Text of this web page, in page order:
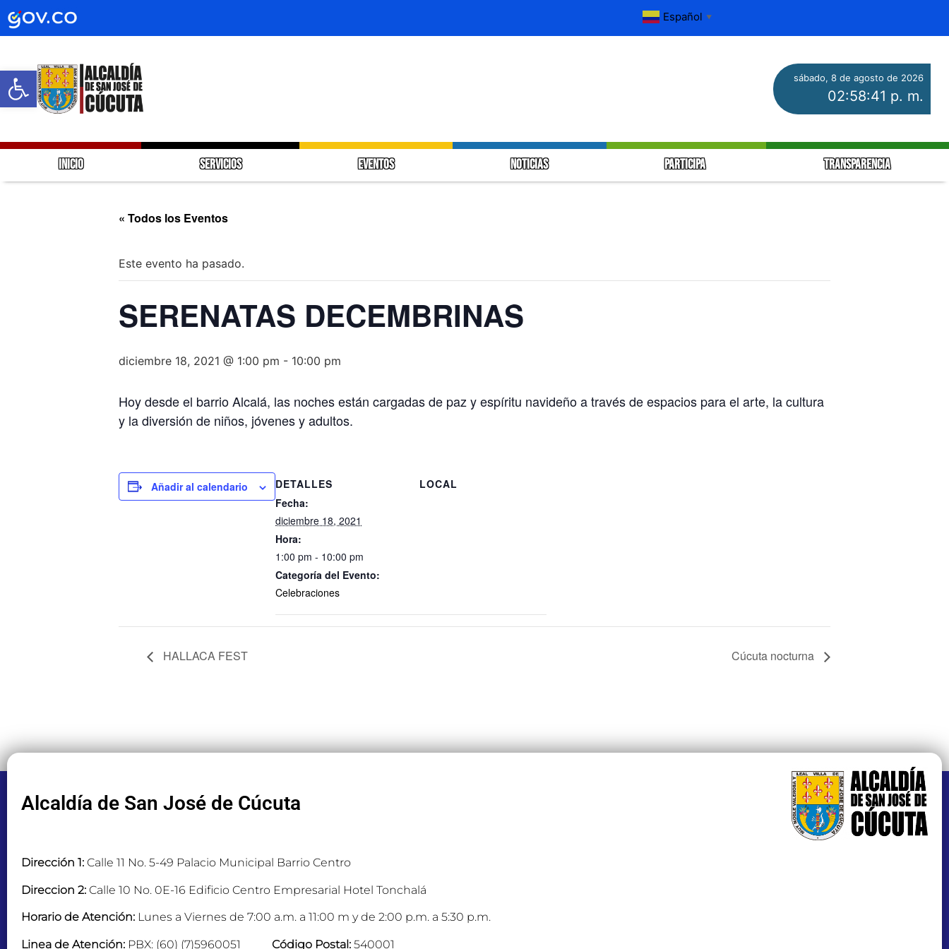
Abrir barra de herramientas
Español ▼
sábado, 8 de agosto de 2026
02:58:42 p. m.
INICIO SERVICIOS EVENTOS NOTICIAS PARTICIPA TRANSPARENCIA
« Todos los Eventos
Este evento ha pasado.
SERENATAS DECEMBRINAS
diciembre 18, 2021 @ 1:00 pm - 10:00 pm
Hoy desde el barrio Alcalá, las noches están cargadas de paz y espíritu navideño a través de espacios para el arte, la cultura
y la diversión de niños, jóvenes y adultos.
Añadir al calendario
DETALLES
Fecha:
diciembre 18, 2021
Hora:
1:00 pm - 10:00 pm
Categoría del Evento:
Celebraciones
LOCAL
HALLACA FEST Cúcuta nocturna
Alcaldía de San José de Cúcuta
Dirección 1: Calle 11 No. 5-49 Palacio Municipal Barrio Centro
Direccion 2: Calle 10 No. 0E-16 Edificio Centro Empresarial Hotel Tonchalá
Horario de Atención: Lunes a Viernes de 7:00 a.m. a 11:00 m y de 2:00 p.m. a 5:30 p.m.
Linea de Atención: PBX: (60) (7)5960051 Código Postal: 540001